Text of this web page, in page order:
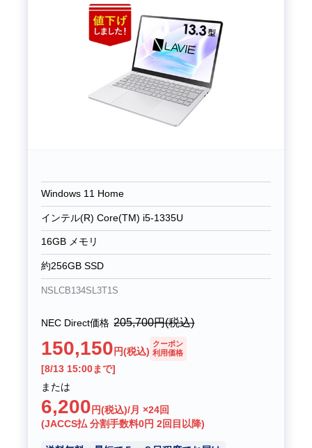
Windows 11 Home
インテル(R) Core(TM) i5-1335U
16GB メモリ
約256GB SSD
NSLCB134SL3T1S
NEC Direct価格 205,700円(税込)
150,150 円(税込)
クーポン
利用価格
[8/13 15:00まで]
または
6,200 円(税込)/月 ×24回
(JACCS払 分割手数料0円 2回目以降)